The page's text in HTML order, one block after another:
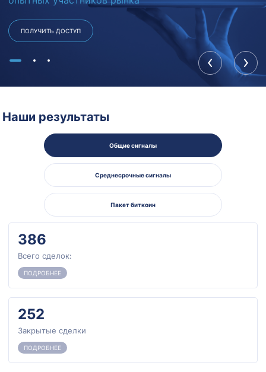
ПОЛУЧИТЬ ДОСТУП
Наши результаты
Общие сигналы
Среднесрочные сигналы
Пакет биткоин
386
Всего сделок:
ПОДРОБНЕЕ
252
Закрытые сделки
ПОДРОБНЕЕ